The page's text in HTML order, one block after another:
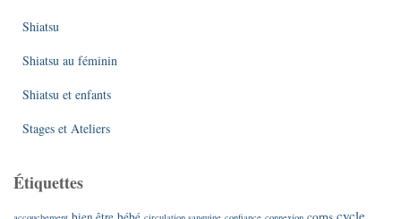
Shiatsu
Shiatsu au féminin
Shiatsu et enfants
Stages et Ateliers
Étiquettes
cycle